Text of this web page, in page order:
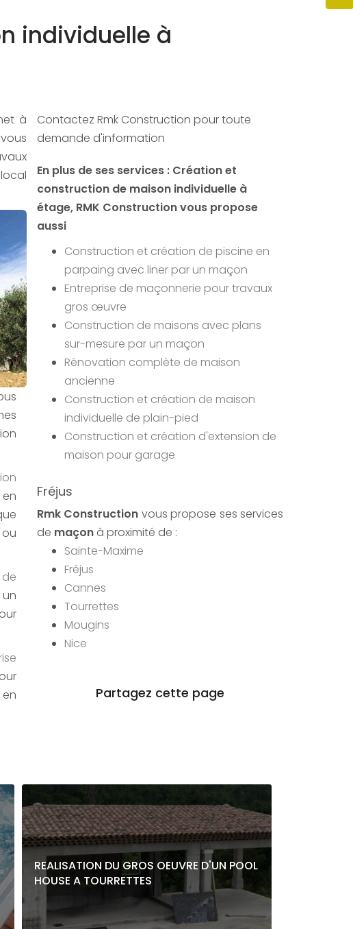
individuelle à
à
Contactez Rmk Construction pour toute
demande d'information
En plus de ses services : Création et
construction de maison individuelle à
étage, RMK Construction vous propose
aussi
Construction et création de piscine en
parpaing avec liner par un maçon
Entreprise de maçonnerie pour travaux
gros œuvre
Construction de maisons avec plans
sur-mesure par un maçon
Rénovation complète de maison
ancienne
Construction et création de maison
individuelle de plain-pied
Construction et création d'extension de
maison pour garage
Fréjus
Rmk Construction vous propose ses services
de maçon à proximité de :
Sainte-Maxime
Fréjus
Cannes
Tourrettes
Mougins
Nice
REALISATION DU GROS OEUVRE D'UN POOL
HOUSE A TOURRETTES